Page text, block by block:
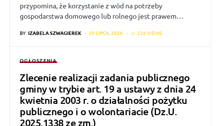
przypomina, że korzystanie z wód na potrzeby
gospodarstwa domowego lub rolnego jest prawem…
BY IZABELA SZWAGIEREK 29 LIPCA, 2026 226 VIEWS
OGŁOSZENIA
Zlecenie realizacji zadania publicznego
gminy w trybie art. 19 a ustawy z dnia 24
kwietnia 2003 r. o działalności pożytku
publicznego i o wolontariacie (Dz.U.
2025.1338 ze zm.)